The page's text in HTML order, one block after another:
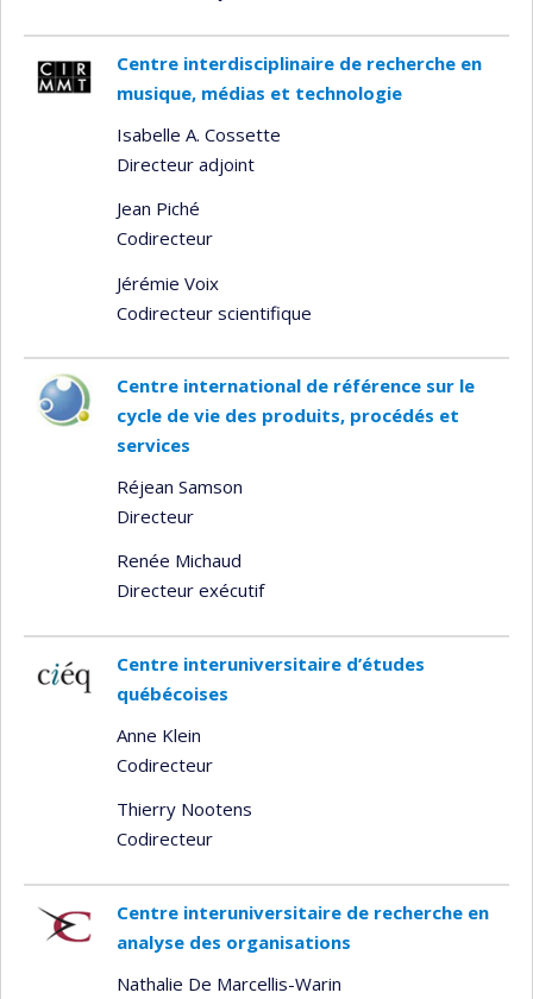
Centre interdisciplinaire de recherche en
musique, médias et technologie
Isabelle A. Cossette
Directeur adjoint
Jean Piché
Codirecteur
Jérémie Voix
Codirecteur scientifique
Centre international de référence sur le
cycle de vie des produits, procédés et
services
Réjean Samson
Directeur
Renée Michaud
Directeur exécutif
Centre interuniversitaire d’études
québécoises
Anne Klein
Codirecteur
Thierry Nootens
Codirecteur
Centre interuniversitaire de recherche en
analyse des organisations
Nathalie De Marcellis-Warin